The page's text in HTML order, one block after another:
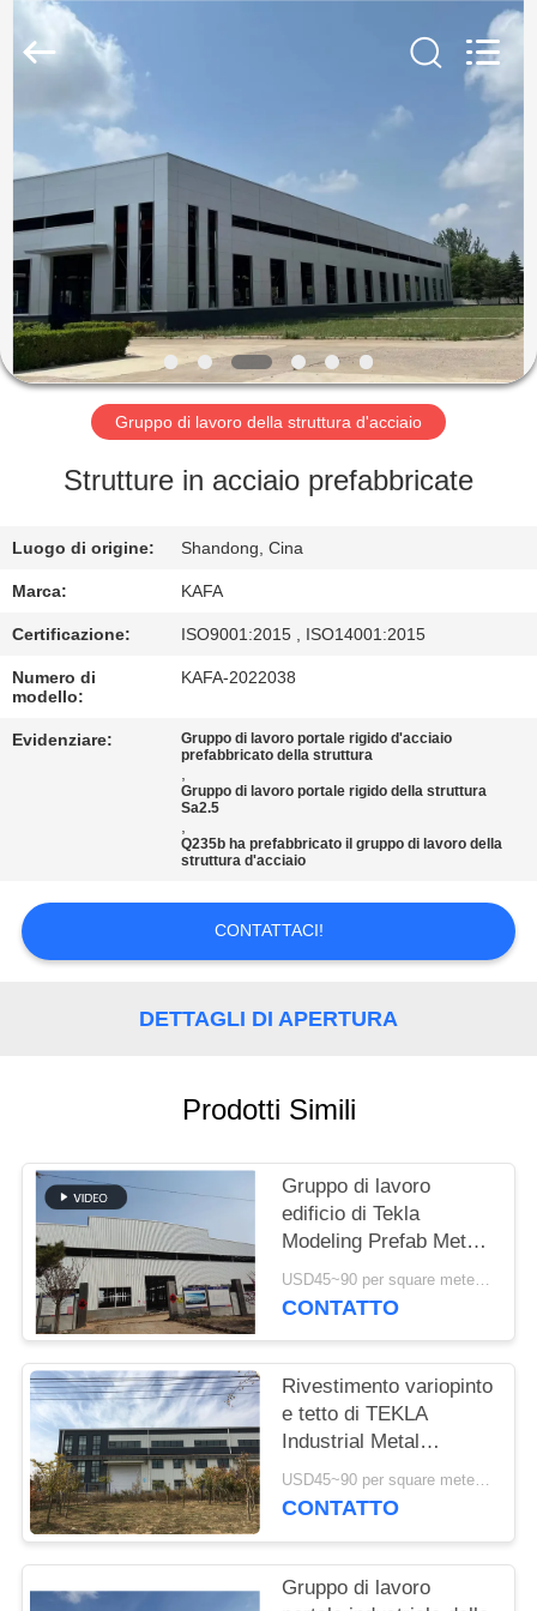
CASA.
PRODOTTI
VIDEO
SPETTACOLO
VR
VISITA
ALLA
FABBRICA
CONTROLLO
NOTIZIE
DEL
SITO
POLITICA
SULLA
RISERVATEZZA
Fabrication
Gruppo di lavoro della struttura d'acciaio
Strutture in acciaio prefabbricate
Luogo di origine: Shandong, Cina
Marca: KAFA
Certificazione: ISO9001:2015 , ISO14001:2015
Numero di
modello:
KAFA-2022038
Evidenziare:
Gruppo di lavoro portale rigido d'acciaio
prefabbricato della struttura
,
Gruppo di lavoro portale rigido della struttura
Sa2.5
,
Q235b ha prefabbricato il gruppo di lavoro della
struttura d'acciaio
CONTATTACI!
DETTAGLI DI APERTURA
Prodotti Simili
Gruppo di lavoro
edificio di Tekla
Modeling Prefab Metal
Structure ad alta
resistenza
USD45~90 per square meter MOQ:1000 metri quadri
CONTATTO
Rivestimento variopinto
e tetto di TEKLA
Industrial Metal
Workshop Building
USD45~90 per square meter MOQ:1000 metri quadri
CONTATTO
Gruppo di lavoro